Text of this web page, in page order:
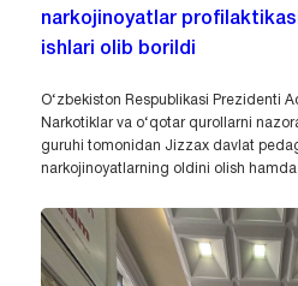
narkojinoyatlar profilaktikasi
ishlari olib borildi
O‘zbekiston Respublikasi Prezidenti
Narkotiklar va o‘qotar qurollarni
guruhi tomonidan Jizzax davlat
narkojinoyatlarning oldini olish